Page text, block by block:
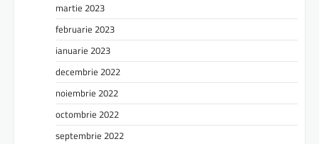
martie 2023
februarie 2023
ianuarie 2023
decembrie 2022
noiembrie 2022
octombrie 2022
septembrie 2022